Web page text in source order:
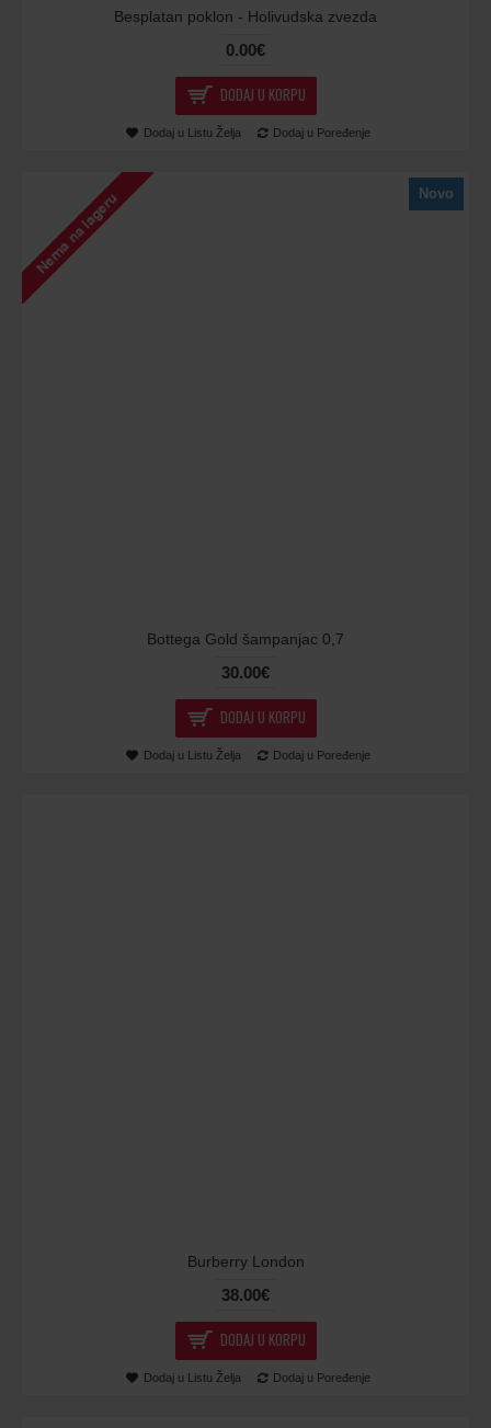
Besplatan poklon - Holivudska zvezda
0.00€
DODAJ U KORPU
Dodaj u Listu Želja Dodaj u Poređenje
Novo
Bottega Gold šampanjac 0,7
30.00€
DODAJ U KORPU
Dodaj u Listu Želja Dodaj u Poređenje
Burberry London
38.00€
DODAJ U KORPU
Dodaj u Listu Želja Dodaj u Poređenje